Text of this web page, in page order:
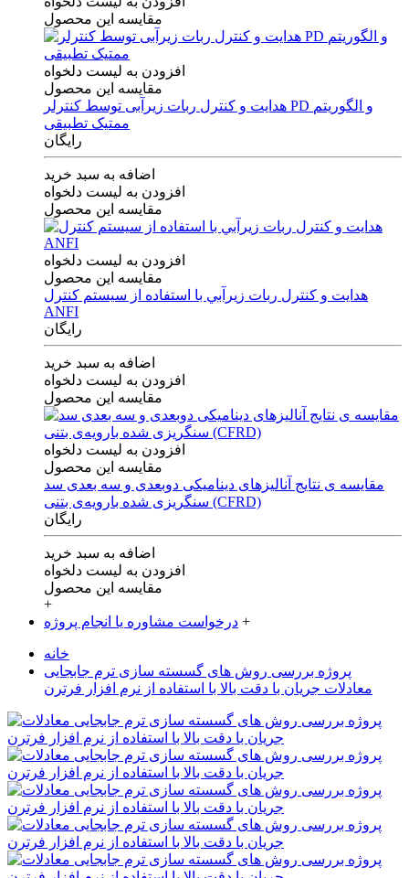
مقایسه این محصول
افزودن به لیست دلخواه
مقایسه این محصول
هدایت و کنترل ربات زیرآبی توسط کنترلر PD و الگوریتم
ممتیک تطبیقی
رایگان
اضافه به سبد خرید
افزودن به لیست دلخواه
مقایسه این محصول
افزودن به لیست دلخواه
مقایسه این محصول
هدايت و كنترل ربات زيرآبي با استفاده از سيستم كنترل
ANFI
رایگان
اضافه به سبد خرید
افزودن به لیست دلخواه
مقایسه این محصول
افزودن به لیست دلخواه
مقایسه این محصول
مقایسه ی‌ نتایج آنالیزهای‌ دینامیکی‌ دوبعدی‌ و‌ سه بعدی‌ سد
سنگریزی‌ شده با‌رویه‌ی‌ بتنی‌ (CFRD)
رایگان
اضافه به سبد خرید
افزودن به لیست دلخواه
مقایسه این محصول
+
درخواست مشاوره یا انجام پروژه +
خانه
پروژه بررسی روش های گسسته سازی ترم جابجایی
معادلات جریان با دقت بالا با استفاده از نرم افزار فرترن